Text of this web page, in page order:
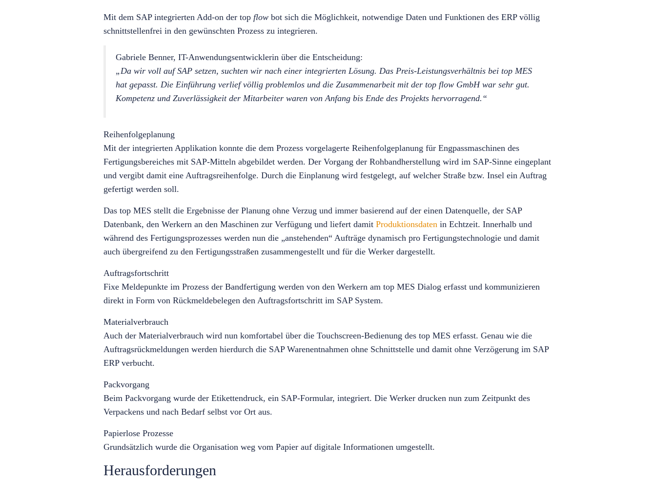
Mit dem SAP integrierten Add-on der top flow bot sich die Möglichkeit, notwendige Daten und Funktionen des ERP völlig
schnittstellenfrei in den gewünschten Prozess zu integrieren.
Gabriele Benner, IT-Anwendungsentwicklerin über die Entscheidung:
„Da wir voll auf SAP setzen, suchten wir nach einer integrierten Lösung. Das Preis-Leistungsverhältnis bei top MES
hat gepasst. Die Einführung verlief völlig problemlos und die Zusammenarbeit mit der top flow GmbH war sehr gut.
Kompetenz und Zuverlässigkeit der Mitarbeiter waren von Anfang bis Ende des Projekts hervorragend.“
Reihenfolgeplanung
Mit der integrierten Applikation konnte die dem Prozess vorgelagerte Reihenfolgeplanung für Engpassmaschinen des
Fertigungsbereiches mit SAP-Mitteln abgebildet werden. Der Vorgang der Rohbandherstellung wird im SAP-Sinne eingeplant
und vergibt damit eine Auftragsreihenfolge. Durch die Einplanung wird festgelegt, auf welcher Straße bzw. Insel ein Auftrag
gefertigt werden soll.
Das top MES stellt die Ergebnisse der Planung ohne Verzug und immer basierend auf der einen Datenquelle, der SAP
Datenbank, den Werkern an den Maschinen zur Verfügung und liefert damit Produktionsdaten in Echtzeit. Innerhalb und
während des Fertigungsprozesses werden nun die „anstehenden“ Aufträge dynamisch pro Fertigungstechnologie und damit
auch übergreifend zu den Fertigungsstraßen zusammengestellt und für die Werker dargestellt.
Auftragsfortschritt
Fixe Meldepunkte im Prozess der Bandfertigung werden von den Werkern am top MES Dialog erfasst und kommunizieren
direkt in Form von Rückmeldebelegen den Auftragsfortschritt im SAP System.
Materialverbrauch
Auch der Materialverbrauch wird nun komfortabel über die Touchscreen-Bedienung des top MES erfasst. Genau wie die
Auftragsrückmeldungen werden hierdurch die SAP Warenentnahmen ohne Schnittstelle und damit ohne Verzögerung im SAP
ERP verbucht.
Packvorgang
Beim Packvorgang wurde der Etikettendruck, ein SAP-Formular, integriert. Die Werker drucken nun zum Zeitpunkt des
Verpackens und nach Bedarf selbst vor Ort aus.
Papierlose Prozesse
Grundsätzlich wurde die Organisation weg vom Papier auf digitale Informationen umgestellt.
Herausforderungen